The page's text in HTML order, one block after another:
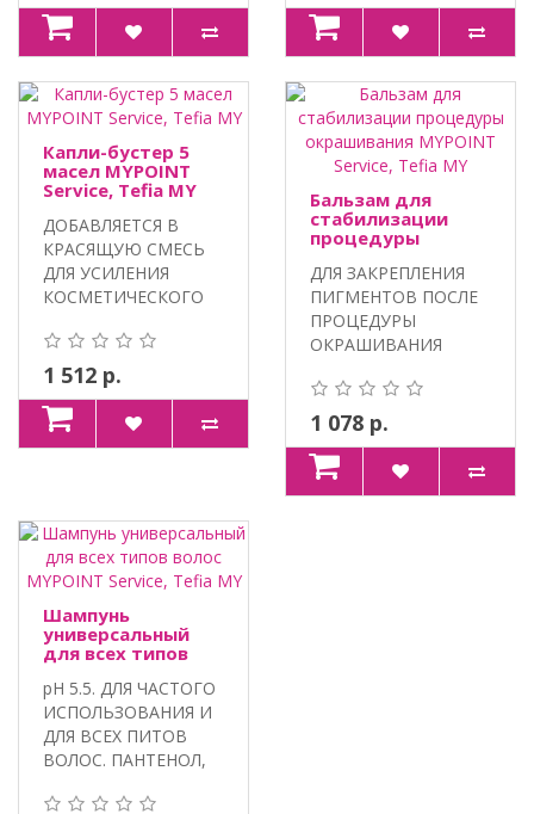
Капли-бустер 5
масел MYPOINT
Service, Tefia MY
ДОБАВЛЯЕТСЯ В
КРАСЯЩУЮ СМЕСЬ
ДЛЯ УСИЛЕНИЯ
КОСМЕТИЧЕСКОГО
ОРАШИВАНИЯ. МА..
1 512 р.
Бальзам для
стабилизации
процедуры
MYPOINT Service,
Tefia MY
ДЛЯ ЗАКРЕПЛЕНИЯ
ПИГМЕНТОВ ПОСЛЕ
ПРОЦЕДУРЫ
ОКРАШИВАНИЯ
ИНТЕГРИРОВАННЫЙ
КО..
1 078 р.
Шампунь
универсальный
для всех типов
Service, Tefia MY
pH 5.5. ДЛЯ ЧАСТОГО
ИСПОЛЬЗОВАНИЯ И
ДЛЯ ВСЕХ ПИТОВ
ВОЛОС. ПАНТЕНОЛ,